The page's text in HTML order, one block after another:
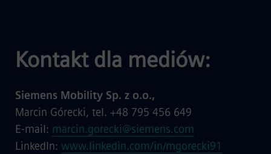
Kontakt dla mediów:
Siemens Mobility Sp. z o.o.,
Marcin Górecki, tel. +48 795 456 649
E-mail: marcin.gorecki@siemens.com
LinkedIn: www.linkedin.com/in/mgorecki91